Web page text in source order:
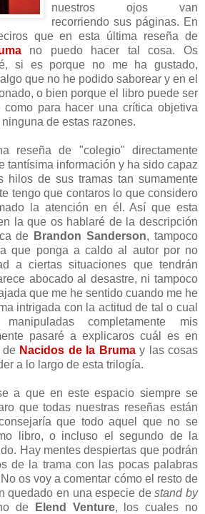
nuestros ojos van
recorriendo sus páginas. En
que en esta última reseña de
no puedo hacer tal cosa. Os
si es porque no me ha gustado,
que no he podido saborear y en el
o bien porque el libro puede ser
como para hacer una crítica objetiva
de estas razones.
reseña de "colegio" directamente
tantísima información y ha sido capaz
hilos de sus tramas tan sumamente
tengo que contaros lo que considero
la atención en él. Así que esta
la que os hablaré de la descripción
de Brandon Sanderson, tampoco
que ponga a caldo al autor por no
a ciertas situaciones que tendrán
abocado al desastre, ni tampoco
que me he sentido cuando me he
intrigada con la actitud de tal o cual
completamente mis
pasaré a explicaros cuál es en
de Nacidos de la Brumay las cosas
a lo largo de esta trilogía.
a que en este espacio siempre se
que todas nuestras reseñas están
que todo aquel que no se
libro, o incluso el segundo de la
Hay mentes despiertas que podrán
de la trama con las pocas palabras
os voy a comentar cómo el resto de
quedado en una especie destand by
de Elend Venture, los cuales no